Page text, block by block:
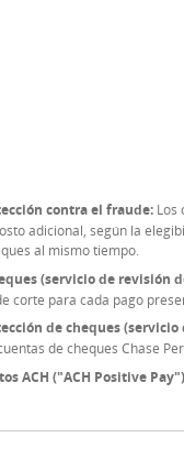
contra el fraude: Los
adicional, según la
al mismo tiempo.
(servicio de revisión
corte para cada pago
de cheques
de cheques Chase
ACH ("ACH Positive